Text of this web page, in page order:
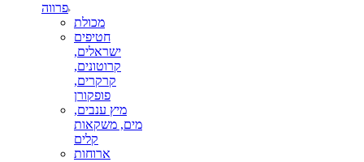
פרווה
מכולת
חטיפים
ישראלים,
קרוטונים,
קרקרים,
פופקורן
מיץ ענבים,
מים, משקאות
קלים
ארוחות